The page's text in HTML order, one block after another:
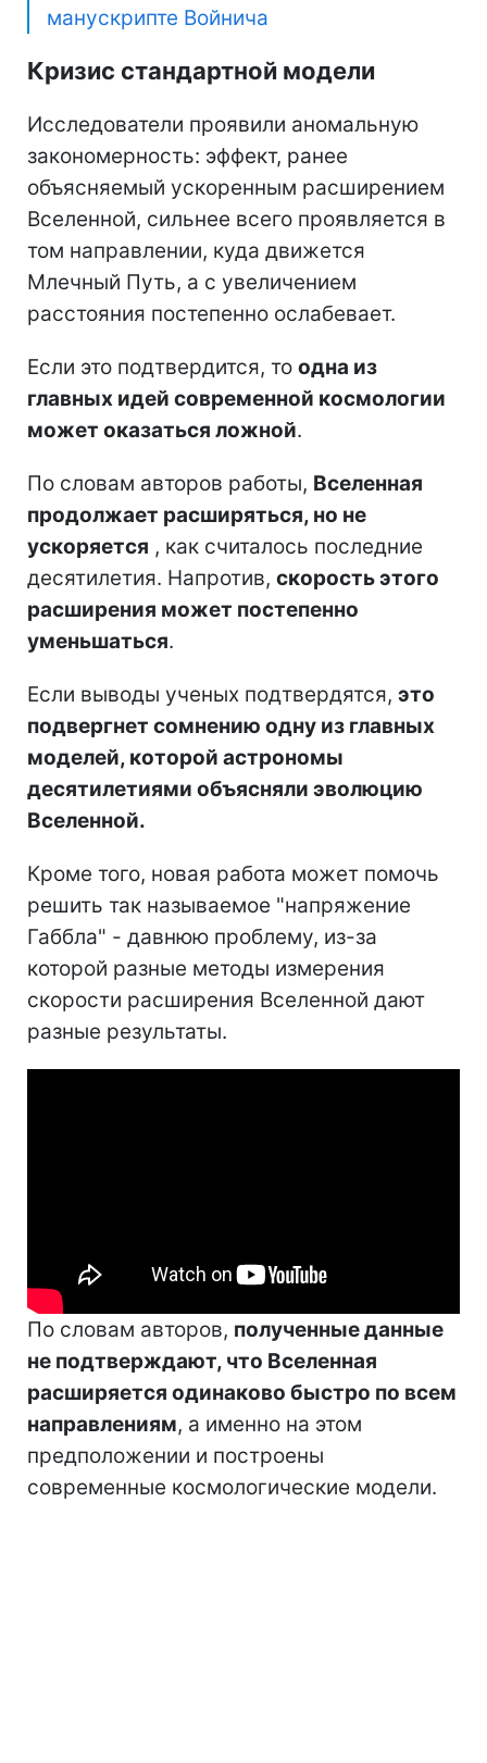
манускрипте Войнича
Кризис стандартной модели
Исследователи проявили аномальную
закономерность: эффект, ранее
объясняемый ускоренным расширением
Вселенной, сильнее всего проявляется в
том направлении, куда движется
Млечный Путь, а с увеличением
расстояния постепенно ослабевает.
Если это подтвердится, то одна из
главных идей современной космологии
может оказаться ложной.
По словам авторов работы, Вселенная
продолжает расширяться, но не
ускоряется , как считалось последние
десятилетия. Напротив, скорость этого
расширения может постепенно
уменьшаться.
Если выводы ученых подтвердятся, это
подвергнет сомнению одну из главных
моделей, которой астрономы
десятилетиями объясняли эволюцию
Вселенной.
Кроме того, новая работа может помочь
решить так называемое "напряжение
Габбла" - давнюю проблему, из-за
которой разные методы измерения
скорости расширения Вселенной дают
разные результаты.
По словам авторов, полученные данные
не подтверждают, что Вселенная
расширяется одинаково быстро по всем
направлениям, а именно на этом
предположении и построены
современные космологические модели.